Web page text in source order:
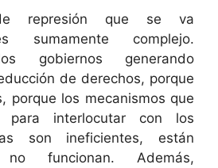
represión que se va
sumamente complejo.
gobiernos generando
de derechos, porque
porque los mecanismos que
para interlocutar con los
son ineficientes, están
no funcionan. Además,